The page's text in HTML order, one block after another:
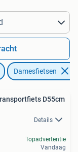
Damesfietsen
D55cm
Details
Topadvertentie
Vandaag